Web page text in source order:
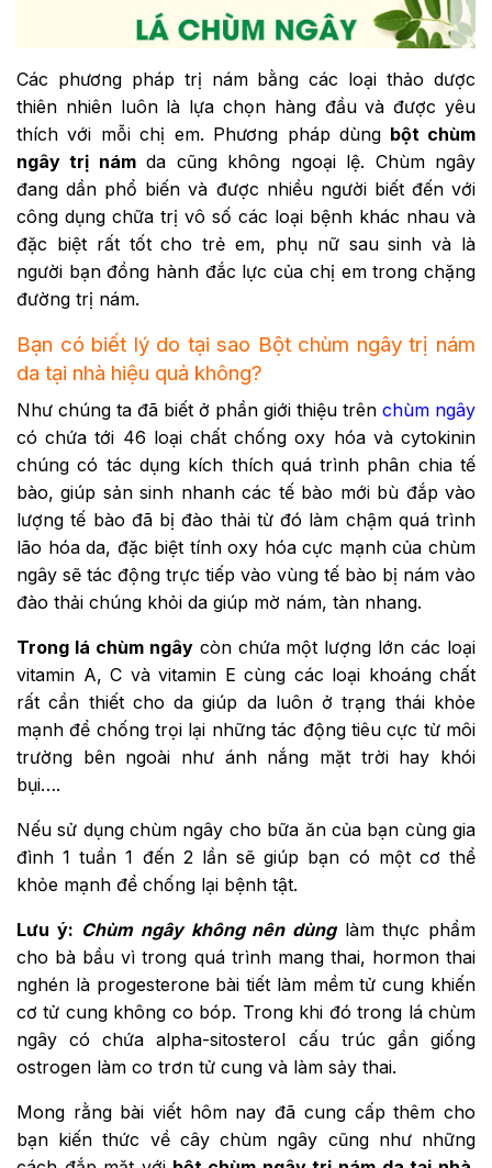
Các phương pháp trị nám bằng các loại thảo dược
thiên nhiên luôn là lựa chọn hàng đầu và được yêu
thích với mỗi chị em. Phương pháp dùng bột chùm
ngây trị námda cũng không ngoại lệ. Chùm ngây
đang dần phổ biến và được nhiều người biết đến với
công dụng chữa trị vô số các loại bệnh khác nhau và
đặc biệt rất tốt cho trẻ em, phụ nữ sau sinh và là
người bạn đồng hành đắc lực của chị em trong chặng
đường trị nám.
Bạn có biết lý do tại sao Bột chùm ngây trị nám
da tại nhà hiệu quả không?
Như chúng ta đã biết ở phần giới thiệu trên chùm ngây
có chứa tới 46 loại chất chống oxy hóa và cytokinin
chúng có tác dụng kích thích quá trình phân chia tế
bào, giúp sản sinh nhanh các tế bào mới bù đắp vào
lượng tế bào đã bị đào thải từ đó làm chậm quá trình
lão hóa da, đặc biệt tính oxy hóa cực mạnh của chùm
ngây sẽ tác động trực tiếp vào vùng tế bào bị nám vào
đào thải chúng khỏi da giúp mờ nám, tàn nhang.
Trong lá chùm ngâycòn chứa một lượng lớn các loại
vitamin A, C và vitamin E cùng các loại khoáng chất
rất cần thiết cho da giúp da luôn ở trạng thái khỏe
mạnh để chống trọi lại những tác động tiêu cực từ môi
trường bên ngoài như ánh nắng mặt trời hay khói
bụi….
Nếu sử dụng chùm ngây cho bữa ăn của bạn cùng gia
đình 1 tuần 1 đến 2 lần sẽ giúp bạn có một cơ thể
khỏe mạnh để chống lại bệnh tật.
Lưu ý: Chùm ngây không nên dùnglàm thực phẩm
cho bà bầu vì trong quá trình mang thai, hormon thai
nghén là progesterone bài tiết làm mềm tử cung khiến
cơ tử cung không co bóp. Trong khi đó trong lá chùm
ngây có chứa alpha-sitosterol cấu trúc gần giống
ostrogen làm co trơn tử cung và làm sảy thai.
Mong rằng bài viết hôm nay đã cung cấp thêm cho
bạn kiến thức về cây chùm ngây cũng như những